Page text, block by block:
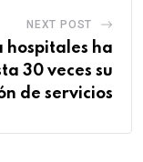
NEXT POST
hospitales ha
30 veces su
de servicios